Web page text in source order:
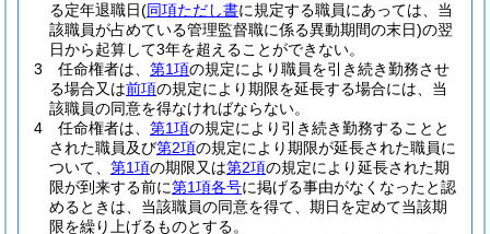
る定年退職日(同項ただし書に規定する職員にあっては、当
該職員が占めている管理監督職に係る異動期間の末日)の翌
日から起算して3年を超えることができない。
3
任命権者は、 第1項の規定により職員を引き続き勤務させ
る場合又は前項の規定により期限を延長する場合には、当
該職員の同意を得なければならない。
4
任命権者は、 第1項の規定により引き続き勤務することと
された職員及び第2項の規定により期限が延長された職員に
ついて、 第1項の期限又は第2項の規定により延長された期
限が到来する前に第1項各号に掲げる事由がなくなったと認
めるときは、当該職員の同意を得て、期日を定めて当該期
限を繰り上げるものとする。